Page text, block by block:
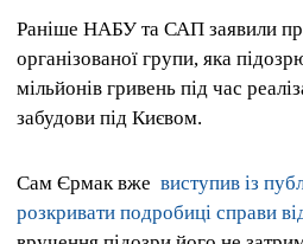
Раніше НАБУ та САП заявили
організованої групи, яка
мільйонів гривень під час
забудови під Києвом.
Сам Єрмак вже виступив із
розкривати подробиці справи